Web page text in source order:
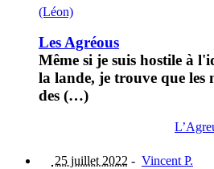
(Léon)
Les Agréous
Même si je suis hostile à
la lande, je trouve que les
des (…)
25 juillet 2022 - Vincent P.